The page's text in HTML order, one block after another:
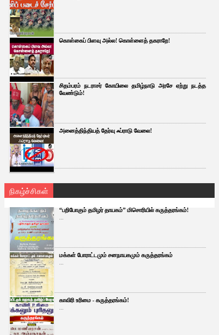
கொள்கைப் பிளவு அல்ல! கொள்ளைத் தகராறே!
சிதம்பரம் நடராசர் கோயிலை தமிழ்நாடு அரசே ஏற்று நடத்த
வேண்டும்!
அனைத்திந்தியத் தேர்வு ஃப்ராடு வேலை!
நிகழ்ச்சிகள்
“பறிபோகும் தமிழர் தாயகம்” மிசொரியில் கருத்தரங்கம்!
...
மக்கள் போராட்டமும் சனநாயகமும் கருத்தரங்கம்
...
காவிரி உரிமை - கருத்தரங்கம்!
...